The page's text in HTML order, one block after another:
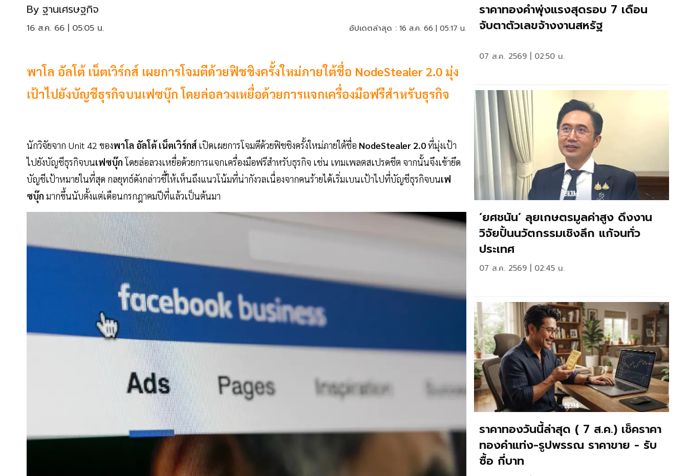
By ฐานเศรษฐกิจ
16 ส.ค. 66 | 05:05 น. อัปเดตล่าสุด : 16 ส.ค. 66 | 05:17 น.
พาโล อัลโต้ เน็ตเวิร์กส์ เผยการโจมตีด้วยฟิชชิงครั้งใหม่ภายใต้ชื่อ NodeStealer 2.0 มุ่ง
เป้าไปยังบัญชีธุรกิจบนเฟซบุ๊ก โดยล่อลวงเหยื่อด้วยการแจกเครื่องมือฟรีสำหรับธุรกิจ
นักวิจัยจาก Unit 42 ของพาโล อัลโต้ เน็ตเวิร์กส์ เปิดเผยการโจมตีด้วยฟิชชิงครั้งใหม่ภายใต้ชื่อ NodeStealer 2.0ที่มุ่งเป้า
ไปยังบัญชีธุรกิจบนเฟซบุ๊กโดยล่อลวงเหยื่อด้วยการแจกเครื่องมือฟรีสำหรับธุรกิจ เช่น เทมเพลตสเปรดชีต จากนั้นจึงเข้ายึด
บัญชีเป้าหมายในที่สุด กลยุทธ์ดังกล่าวชี้ให้เห็นถึงแนวโน้มที่น่ากังวลเนื่องจากคนร้ายได้เริ่มเบนเป้าไปที่บัญชีธุรกิจบนเฟ
ซบุ๊ก มากขึ้นนับตั้งแต่เดือนกรกฎาคมปีที่แล้วเป็นต้นมา
ราคาทองคำพุ่งแรงสุดรอบ 7 เดือน
จับตาตัวเลขจ้างงานสหรัฐ
07 ส.ค. 2569 | 02:50 น.
‘ยศชนัน’ ลุยเกษตรมูลค่าสูง ดึงงาน
วิจัยปั้นนวัตกรรมเชิงลึก แก้จนทั่ว
ประเทศ
07 ส.ค. 2569 | 02:45 น.
ราคาทองวันนี้ล่าสุด ( 7 ส.ค.) เช็คราคา
ทองคำแท่ง-รูปพรรณ ราคาขาย - รับ
ซื้อ กี่บาท